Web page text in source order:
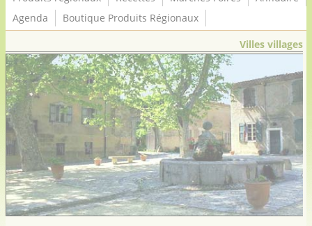
Agenda
Boutique Produits Régionaux
Villes villages